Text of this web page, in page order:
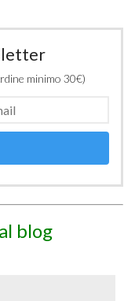
minimo 30€)
blog